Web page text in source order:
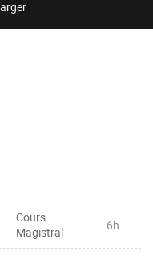
Cours
Magistral
6h